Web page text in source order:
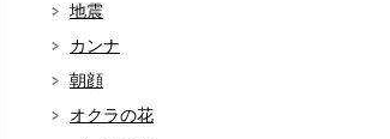
地震
カンナ
朝顔
オクラの花